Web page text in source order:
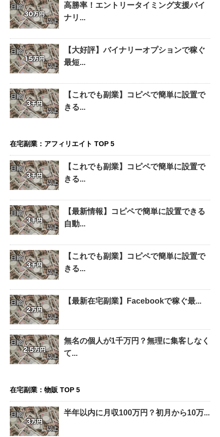
高勝率！エントリータイミング支援バイ
ナリ...
【大好評】バイナリーオプションで稼ぐ
最短...
【これでも副業】コピペで簡単に設置で
きる...
在宅副業：アフィリエイト TOP 5
【これでも副業】コピペで簡単に設置で
きる...
【最新情報】コピペで簡単に設置できる
自動...
【これでも副業】コピペで簡単に設置で
きる...
【最新在宅副業】Facebookで稼ぐ最...
無名の個人が1千万円？無理に集客しなく
て...
在宅副業：物販 TOP 5
半年以内に月収100万円？初月から10万...